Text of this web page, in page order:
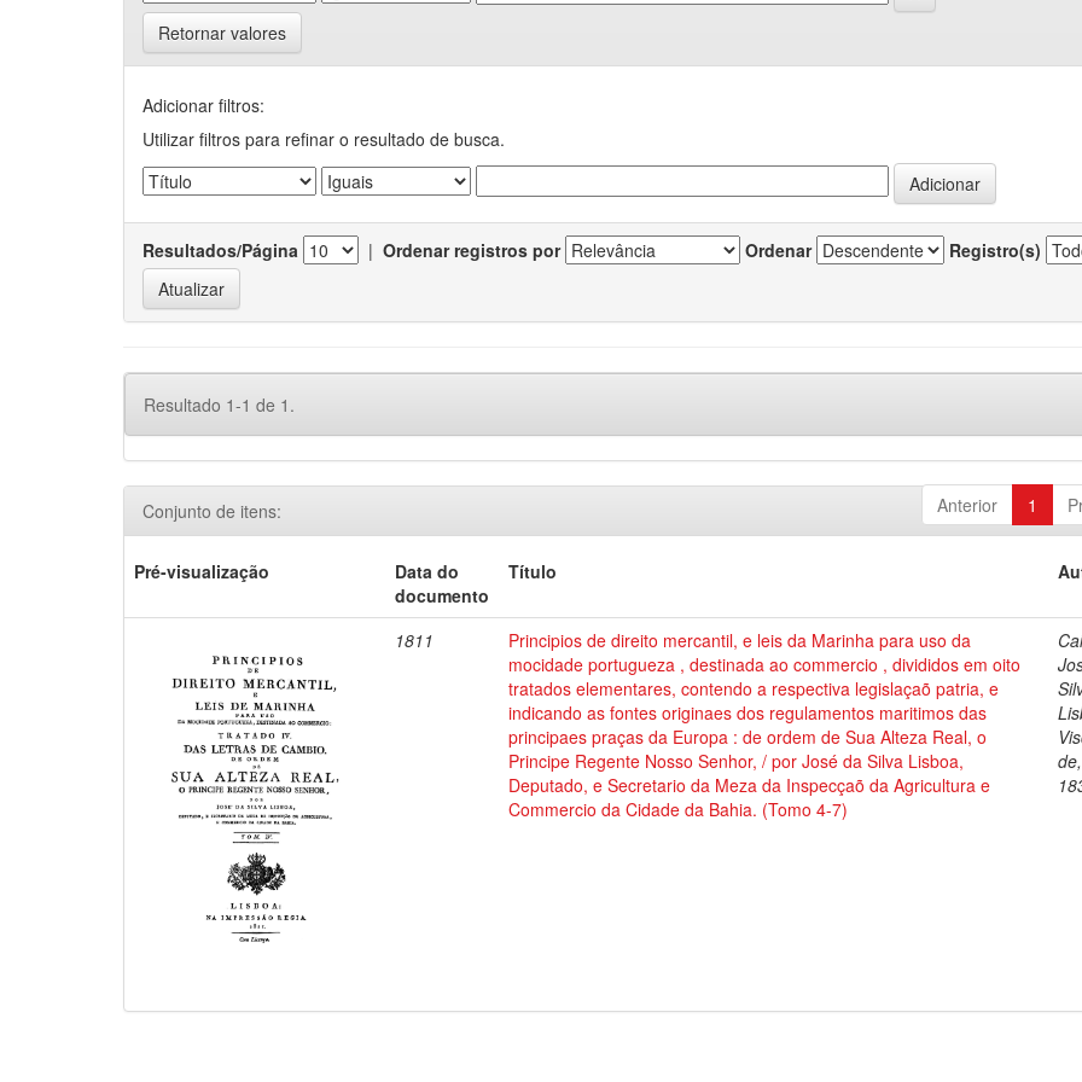
Retornar valores
Adicionar filtros:
Utilizar filtros para refinar o resultado de busca.
Resultados/Página | Ordenar registros por Ordenar Registro(s)
Resultado 1-1 de 1.
Anterior 1
Conjunto de itens:
Pré-visualização
Data do
documento
Título
1811
Principios de direito mercantil, e leis da Marinha para uso da
mocidade portugueza , destinada ao commercio , divididos em oito
tratados elementares, contendo a respectiva legislaçaõ patria, e
indicando as fontes originaes dos regulamentos maritimos das
principaes praças da Europa : de ordem de Sua Alteza Real, o
Principe Regente Nosso Senhor, / por José da Silva Lisboa,
Deputado, e Secretario da Meza da Inspecçaõ da Agricultura e
Commercio da Cidade da Bahia. (Tomo 4-7)